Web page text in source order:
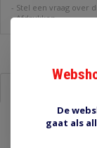
- Stel een vraag over
-Afdrukken
De
gaat als